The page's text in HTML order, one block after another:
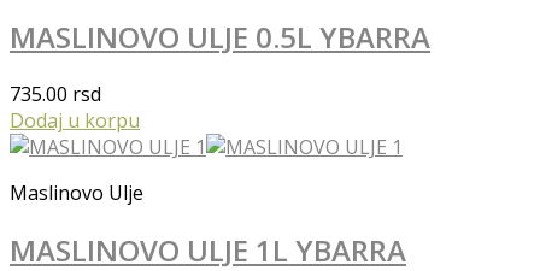
MASLINOVO ULJE 0.5L YBARRA
735.00 rsd
Dodaj u korpu
Maslinovo Ulje
MASLINOVO ULJE 1L YBARRA